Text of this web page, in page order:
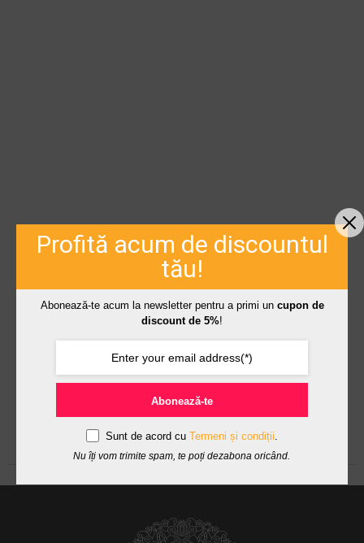
Profită acum de discountul
tău!
Abonează-te acum la newsletter pentru a primi un cupon de
discount de 5%!
Abonează-te
Sunt de acord cu Termeni și condiții.
Nu îți vom trimite spam, te poți dezabona oricând.